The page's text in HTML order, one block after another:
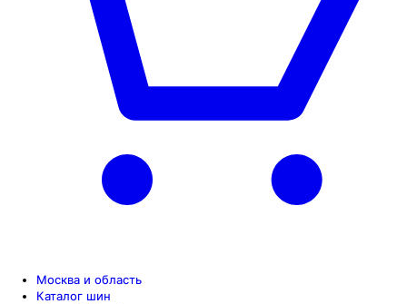
Москва и область
Каталог шин